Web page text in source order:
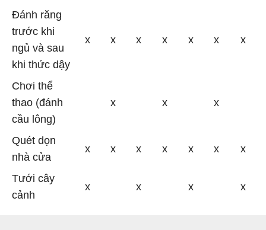
Đánh răng
trước khi
ngủ và sau
khi thức dậy
x x x x x x x
Chơi thể
thao (đánh
cầu lông)
x x x
Quét dọn
nhà cửa
x x x x x x x
Tưới cây
cảnh
x x x x